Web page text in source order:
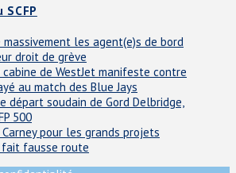
massivement les agent(e)s de bord
droit de grève
de WestJet manifeste contre
au match des Blue Jays
départ soudain de Gord Delbridge,
500
pour les grands projets
fausse route